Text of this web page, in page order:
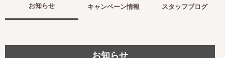
お知らせ キャンペーン情報 スタッフブログ
お知らせ